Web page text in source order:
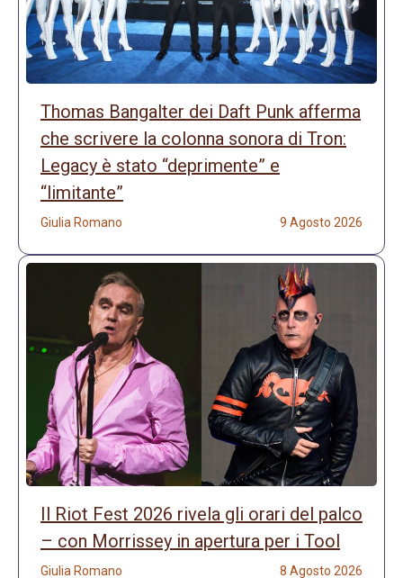
Thomas Bangalter dei Daft Punk afferma
che scrivere la colonna sonora di Tron:
Legacy è stato “deprimente” e
“limitante”
Giulia Romano 9 Agosto 2026
Il Riot Fest 2026 rivela gli orari del palco
– con Morrissey in apertura per i Tool
Giulia Romano 8 Agosto 2026